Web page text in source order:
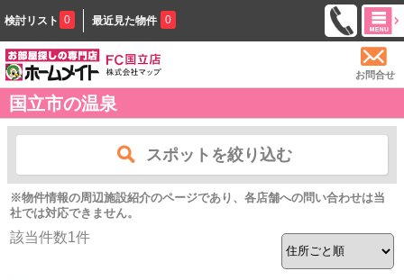
検討リスト 0 最近見た物件 0
お問合せ
国立市の温泉
スポットを絞り込む
※物件情報の周辺施設紹介のページであり、各店舗への問い合わせは当
社では対応できません。
該当件数1件